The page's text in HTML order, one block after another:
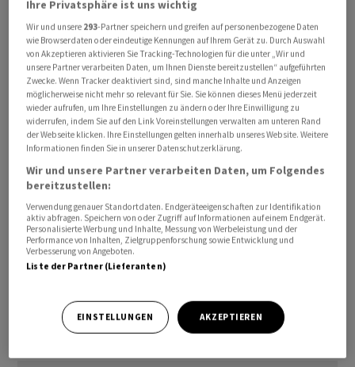
gemacht. Der Euro hat im US-Handel deutlich
nachgegeben. Die europäische Gemeinschaftswährung
kostet gegen Mittag 1,1476 US-Dollar nach 1,1517 am
frühen Morgen und 1,1605 am Mittwochmittag.
Der ZKB zufolge deutet die Ergänzung, dass die
Bereitschaft der SNB nun «bei Bedarf» erhöht sei, darauf
hin, dass Interventionen in nächster Zeit als weniger
notwenig als bisher erachtet werden. Als Gründe
machen die Experten einerseits die Ausweitung der
Zinsdifferenz zur Eurozone nach der Erhöhung der
Leitzinsen durch die EZB vergangene Woche aus. «Zum
anderen hat die SNB ihre bedingte Inflationsprognose
leicht nach oben revidiert.» Bei diesen leicht steigenden
Franken geldpolitisch nicht unerwünscht, da er die
importierte Inflation dämpfe, so die ZKB.
Ihre Privatsphäre ist uns wichtig
Wir und unsere 293-Partner speichern und greifen auf personenbezogene Daten
wie Browserdaten oder eindeutige Kennungen auf Ihrem Gerät zu. Durch Auswahl
von Akzeptieren aktivieren Sie Tracking-Technologien für die unter „Wir und
unsere Partner verarbeiten Daten, um Ihnen Dienste bereitzustellen“ aufgeführten
Zwecke. Wenn Tracker deaktiviert sind, sind manche Inhalte und Anzeigen
möglicherweise nicht mehr so relevant für Sie. Sie können dieses Menü jederzeit
wieder aufrufen, um Ihre Einstellungen zu ändern oder Ihre Einwilligung zu
widerrufen, indem Sie auf den Link Voreinstellungen verwalten am unteren Rand
der Webseite klicken. Ihre Einstellungen gelten innerhalb unseres Website. Weitere
Informationen finden Sie in unserer Datenschutzerklärung.
Wir und unsere Partner verarbeiten Daten, um Folgendes
bereitzustellen:
Verwendung genauer Standortdaten. Endgeräteeigenschaften zur Identifikation
aktiv abfragen. Speichern von oder Zugriff auf Informationen auf einem Endgerät.
Personalisierte Werbung und Inhalte, Messung von Werbeleistung und der
Performance von Inhalten, Zielgruppenforschung sowie Entwicklung und
Verbesserung von Angeboten.
Liste der Partner (Lieferanten)
EINSTELLUNGEN AKZEPTIEREN